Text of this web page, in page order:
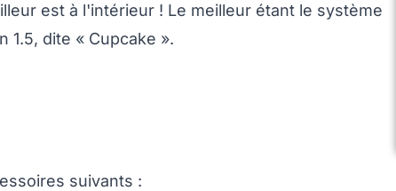
est à l'intérieur ! Le meilleur étant le système
1.5, dite « Cupcake ».
suivants :